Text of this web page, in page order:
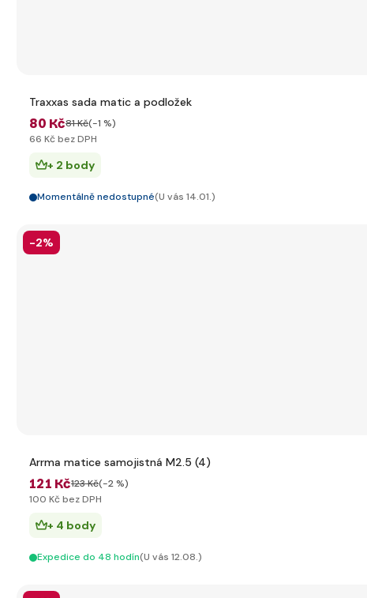
Traxxas sada matic a podložek
80 Kč81 Kč(-1 %)
66 Kč bez DPH
+ 2 body
Momentálně nedostupné(U vás 14.01.)
-2%
Arrma matice samojistná M2.5 (4)
121 Kč123 Kč(-2 %)
100 Kč bez DPH
+ 4 body
Expedice do 48 hodín(U vás 12.08.)